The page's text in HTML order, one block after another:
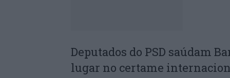
Deputados do PSD saúdam
lugar no certame